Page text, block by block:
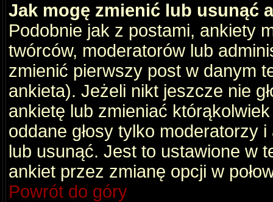
Jak mogę zmienić lub usunąć
Podobnie jak z postami, ankiety
twórców, moderatorów lub
zmienić pierwszy post w danym
ankieta). Jeżeli nikt jeszcze nie
ankietę lub zmieniać
oddane głosy tylko moderatorzy
lub usunąć. Jest to ustawione w
ankiet przez zmianę opcji w
Powrót do góry